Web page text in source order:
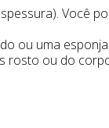
Você
ou uma
ou do